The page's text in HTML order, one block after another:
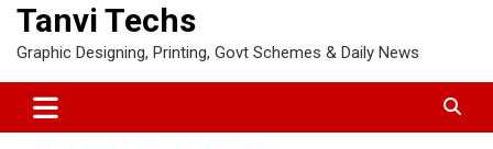
Tanvi Techs
Graphic Designing, Printing, Govt Schemes & Daily News